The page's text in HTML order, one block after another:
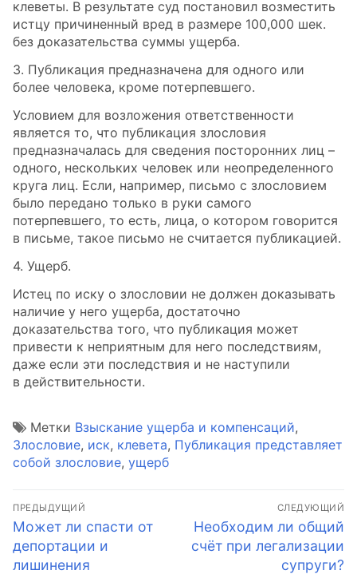
клеветы. В результате суд постановил возместить
истцу причиненный вред в размере 100,000 шек.
без доказательства суммы ущерба.
3. Публикация предназначена для одного или
более человека, кроме потерпевшего.
Условием для возложения ответственности
является то, что публикация злословия
предназначалась для сведения посторонних лиц –
одного, нескольких человек или неопределенного
круга лиц. Если, например, письмо с злословием
было передано только в руки самого
потерпевшего, то есть, лица, о котором говорится
в письме, такое письмо не считается публикацией.
4. Ущерб.
Истец по иску о злословии не должен доказывать
наличие у него ущерба, достаточно
доказательства того, что публикация может
привести к неприятным для него последствиям,
даже если эти последствия и не наступили
в действительности.
Метки Взыскание ущерба и компенсаций,
Злословие, иск, клевета, Публикация представляет
собой злословие, ущерб
Навигация
по
записям
ПРЕДЫДУЩИЙ
Предыдущая
запись:
Может ли спасти от
депортации и
лишинения
СЛЕДУЮЩИЙ
Следующая
запись:
Необходим ли общий
счёт при легализации
супруги?